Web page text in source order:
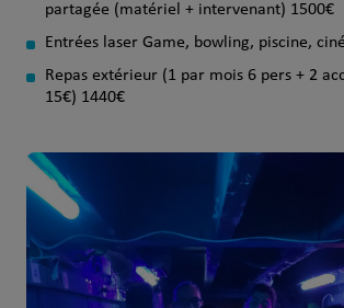
partagée (matériel + intervenant) 1500€
Entrées laser Game, bowling, piscine,
Repas extérieur (1 par mois 6 pers + 2
15€) 1440€